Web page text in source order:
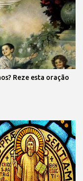
Reze esta oração